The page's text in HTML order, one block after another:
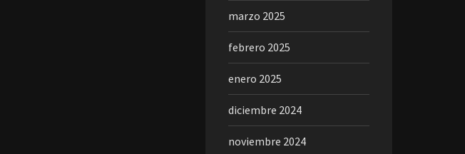
marzo 2025
febrero 2025
enero 2025
diciembre 2024
noviembre 2024